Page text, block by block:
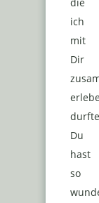
ich
mit
Dir
Du
hast
so